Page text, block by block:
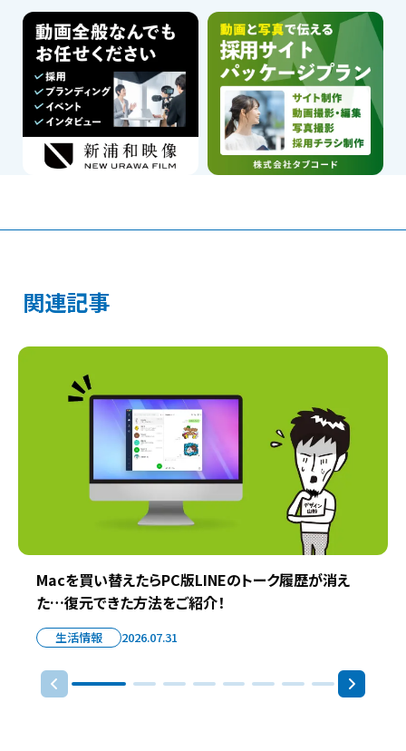
関連記事
Macを買い替えたらPC版LINEのトーク履歴が消え
た…復元できた方法をご紹介！
生活情報 2026.07.31